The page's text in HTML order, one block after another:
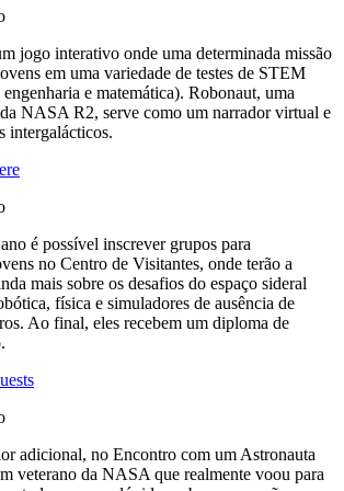
jogo interativo onde uma determinada missão
em uma variedade de testes de STEM
e matemática). Robonaut, uma
NASA R2, serve como um narrador virtual e
intergalácticos.
é possível inscrever grupos para
no Centro de Visitantes, onde terão a
mais sobre os desafios do espaço sideral
física e simuladores de ausência de
Ao final, eles recebem um diploma de
adicional, no Encontro com um Astronauta
veterano da NASA que realmente voou para